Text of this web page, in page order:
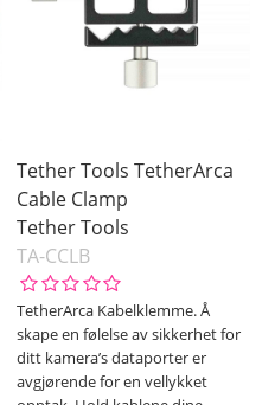
Tether Tools TetherArca
Cable Clamp
Tether Tools
TA-CCLB
TetherArca Kabelklemme. Å
skape en følelse av sikkerhet for
ditt kamera’s dataporter er
avgjørende for en vellykket